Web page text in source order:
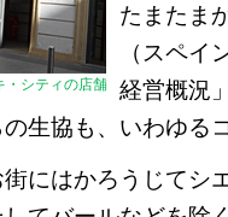
・シティの店舗
たまたま
（スペ
経営概況
の生協も、いわゆる
にはかろうじてシ